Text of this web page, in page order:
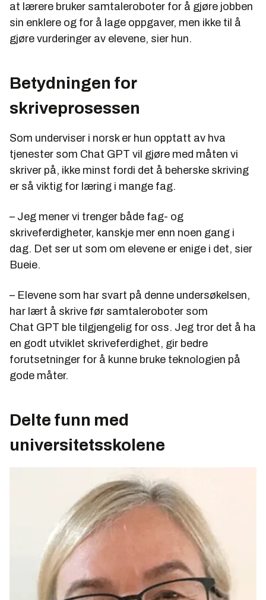
at lærere bruker samtaleroboter for å gjøre jobben
sin enklere og for å lage oppgaver, men ikke til å
gjøre vurderinger av elevene, sier hun.
Betydningen for
skriveprosessen
Som underviser i norsk er hun opptatt av hva
tjenester som Chat GPT vil gjøre med måten vi
skriver på, ikke minst fordi det å beherske skriving
er så viktig for læring i mange fag.
– Jeg mener vi trenger både fag- og
skriveferdigheter, kanskje mer enn noen gang i
dag. Det ser ut som om elevene er enige i det, sier
Bueie.
– Elevene som har svart på denne undersøkelsen,
har lært å skrive før samtaleroboter som
Chat GPT ble tilgjengelig for oss. Jeg tror det å ha
en godt utviklet skriveferdighet, gir bedre
forutsetninger for å kunne bruke teknologien på
gode måter.
Delte funn med
universitetsskolene